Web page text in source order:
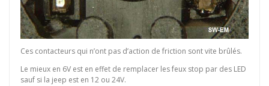
Ces contacteurs qui n’ont pas d’action de friction sont vite brûlés.
Le mieux en 6V est en effet de remplacer les feux stop par des LED
sauf si la jeep est en 12 ou 24V.